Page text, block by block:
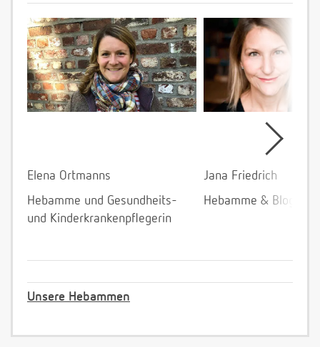
Elena Ortmanns
Hebamme und Gesundheits-
und Kinderkrankenpflegerin
Jana Friedrich
Hebamme &
Unsere Hebammen